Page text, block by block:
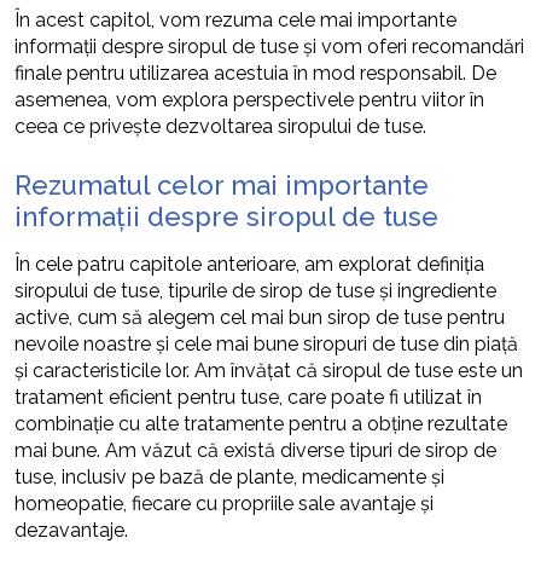
În acest capitol, vom rezuma cele mai importante
informații despre siropul de tuse și vom oferi recomandări
finale pentru utilizarea acestuia în mod responsabil. De
asemenea, vom explora perspectivele pentru viitor în
ceea ce privește dezvoltarea siropului de tuse.
Rezumatul celor mai importante
informații despre siropul de tuse
În cele patru capitole anterioare, am explorat definiția
siropului de tuse, tipurile de sirop de tuse și ingrediente
active, cum să alegem cel mai bun sirop de tuse pentru
nevoile noastre și cele mai bune siropuri de tuse din piață
și caracteristicile lor. Am învățat că siropul de tuse este un
tratament eficient pentru tuse, care poate fi utilizat în
combinație cu alte tratamente pentru a obține rezultate
mai bune. Am văzut că există diverse tipuri de sirop de
tuse, inclusiv pe bază de plante, medicamente și
homeopatie, fiecare cu propriile sale avantaje și
dezavantaje.